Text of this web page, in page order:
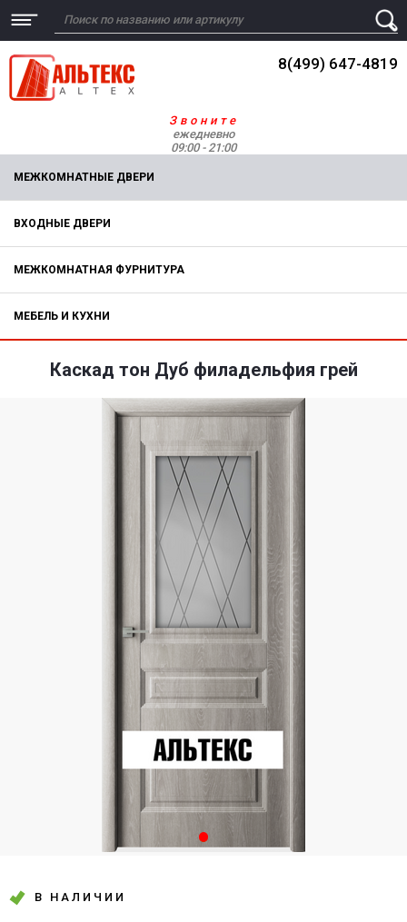
8(499) 647-4819
Звоните
ежедневно
09:00 - 21:00
МЕЖКОМНАТНЫЕ ДВЕРИ
ВХОДНЫЕ ДВЕРИ
МЕЖКОМНАТНАЯ ФУРНИТУРА
МЕБЕЛЬ И КУХНИ
Каскад тон Дуб филадельфия грей
В НАЛИЧИИ